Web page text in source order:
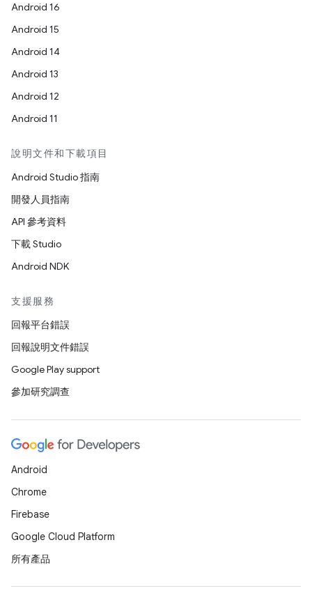
Android 16
Android 15
Android 14
Android 13
Android 12
Android 11
說明文件和下載項目
Android Studio 指南
開發人員指南
API 參考資料
下載 Studio
Android NDK
支援服務
回報平台錯誤
回報說明文件錯誤
Google Play support
參加研究調查
Android
Chrome
Firebase
Google Cloud Platform
所有產品